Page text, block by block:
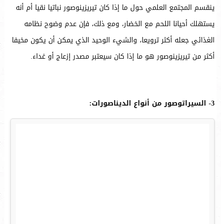
ينقسم المجتمع العلمي حول ما إذا كان تيريزينوصور نباتيا نقيا أم أنه
يستهلك أحيانا اللحم مع الخضار، ومع ذلك، فإن عدم وضوح نظامه
الغذائي جعله أكثر ترويعا، والشيء الوحيد الذي يمكن أن يكون مخيفا
أكثر من تيريزينوصور هو ما إذا كان سيعتبر مصدر إزعاج أو غداء.
3- السيراتوصور من أنواع الديناصورات: